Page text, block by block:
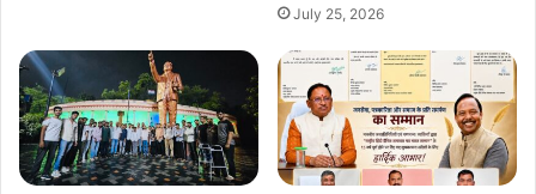
July 25, 2026